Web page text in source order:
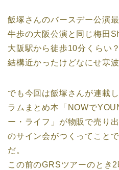
飯塚さんのバースデー公演最
牛歩の大阪公演と同じ梅田
大阪駅から徒歩10分くらい？
結構近かったけどなにせ寒
でも今回は飯塚さんが連載
ラムまとめ本「NOWで
ー・ライフ」が物販で売り
のサイン会がつくってこと
だ。
この前のGRSツアーのとき